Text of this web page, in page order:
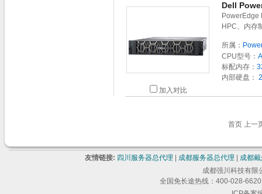
加入对比
Dell
PowerEdge
HPC、内存
所属：
CPU型号：
标配内存：
内部硬盘：
首页 上一
友情链接: 四川服务器总代理 成都服务器总代理
成都
成都强川科技有限
全国免长途热线：400-028-